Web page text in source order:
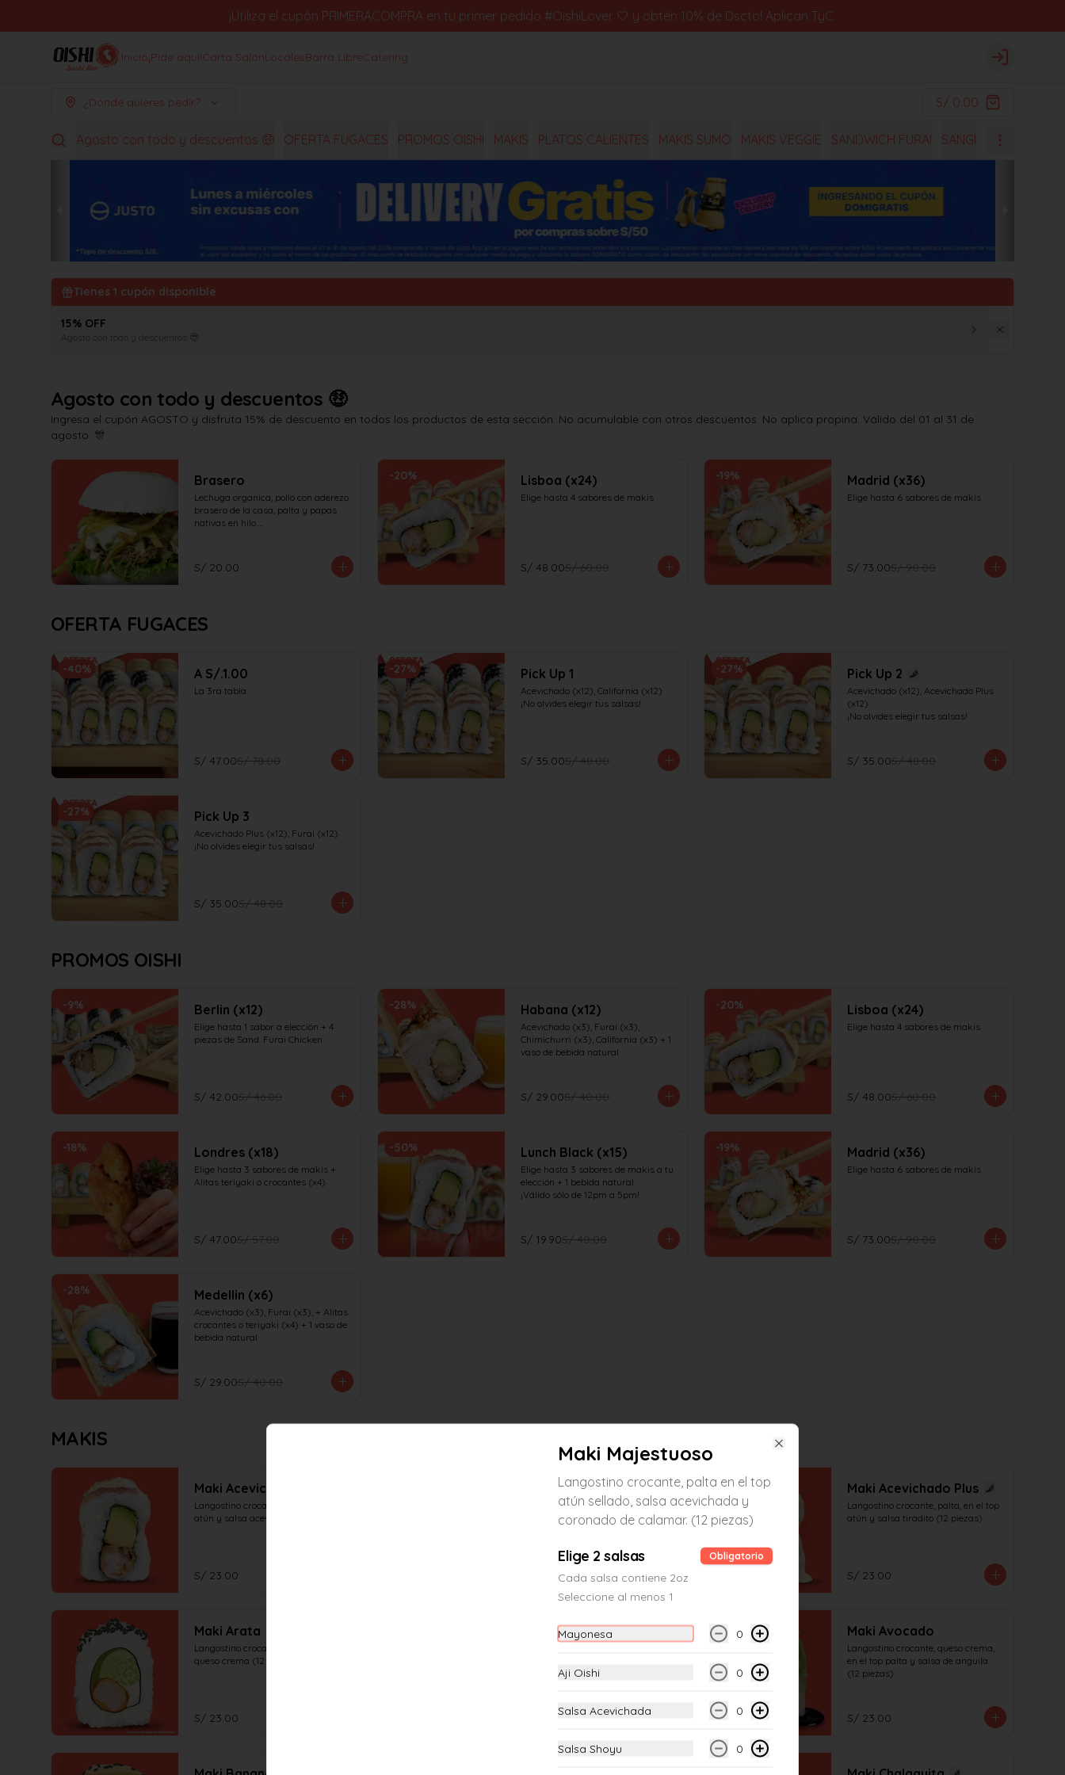
¡Utiliza el cupón PRIMERACOMPRA en tu primer pedido #OishiLover 🤍 y obtén 10% de Dscto! Aplican TyC.
Inicio¡Pide aquí!Carta SalónLocalesBarra LibreCatering Login
¿Dónde quieres pedir? S/ 0.00
Agosto con todo y descuentos 🤑 OFERTA FUGACES PROMOS OISHI MAKIS PLATOS CALIENTES MAKIS SUMO MAKIS VEGGIE SANDWICH FURAI SANGUCHES
Tienes 1 cupón disponible
15% OFF
Agosto con todo y descuentos 😎
Agosto con todo y descuentos 🤑
Ingresa el cupón AGOSTO y disfruta 15% de descuento en todos los productos de esta sección. No acumulable con otros descuentos. No aplica propina. Válido del 01 al 31 de
agosto. 🎊
Brasero
Lechuga organica, pollo con aderezo
brasero de la casa, palta y papas
nativas en hilo.
S/ 20.00
-20% Lisboa (x24)
Elige hasta 4 sabores de makis
S/ 48.00S/ 60.00
-19% Madrid (x36)
Elige hasta 6 sabores de makis
S/ 73.00S/ 90.00
OFERTA FUGACES
-40% A S/.1.00
La 3ra tabla
S/ 47.00S/ 78.00
-27% Pick Up 1
Acevichado (x12), California (x12)
¡No olvides elegir tus salsas!
S/ 35.00S/ 48.00
-27% Pick Up 2
Acevichado (x12), Acevichado Plus
(x12)
¡No olvides elegir tus salsas!
S/ 35.00S/ 48.00
-27% Pick Up 3
Acevichado Plus (x12), Furai (x12)
¡No olvides elegir tus salsas!
S/ 35.00S/ 48.00
PROMOS OISHI
-9% Berlin (x12)
Elige hasta 1 sabor a elección + 4
piezas de Sand. Furai Chicken
S/ 42.00S/ 46.00
-28% Habana (x12)
Acevichado (x3), Furai (x3),
Chimichurri (x3), California (x3) + 1
vaso de bebida natural
S/ 29.00S/ 40.00
-20% Lisboa (x24)
Elige hasta 4 sabores de makis
S/ 48.00S/ 60.00
-18% Londres (x18)
Elige hasta 3 sabores de makis +
Alitas teriyaki o crocantes (x4)
S/ 47.00S/ 57.00
-50% Lunch Black (x15)
Elige hasta 3 sabores de makis a tu
elección + 1 bebida natural
¡Válido sólo de 12pm a 5pm!
S/ 19.90S/ 40.00
-19% Madrid (x36)
Elige hasta 6 sabores de makis
S/ 73.00S/ 90.00
-28% Medellin (x6)
Acevichado (x3), Furai (x3), + Alitas
crocantes o teriyaki (x4) + 1 vaso de
bebida natural
S/ 29.00S/ 40.00
MAKIS
Maki Acevichado
Langostino crocante, palta, en el top
atún y salsa acevichada (12 piezas)
S/ 23.00
Maki Acevichado Oishi
Langostino crocante, palta, en el top
atún coronado de chalaquita y salsa
S/ 23.00
Maki Acevichado Plus
Langostino crocante, palta, en el top
atún y salsa tiradito (12 piezas)
S/ 23.00
Maki Arata
Langostino crocante, palta, pepino y
queso crema (12 piezas)
S/ 23.00
Maki Atlantic
S/ 23.00
Maki Avocado
Langostino crocante, queso crema,
en el top palta y salsa de anguila.
(12 piezas)
S/ 23.00
Maki Majestuoso
Langostino crocante, palta en el top
atún sellado, salsa acevichada y
coronado de calamar. (12 piezas)
Elige 2 salsas Obligatorio
Cada salsa contiene 2oz
Seleccione al menos 1
Mayonesa 0
Aji Oishi 0
Salsa Acevichada 0
Salsa Shoyu 0